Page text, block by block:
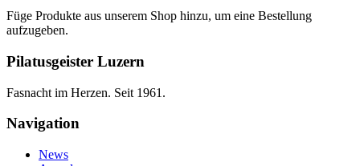
Füge Produkte aus unserem Shop hinzu, um eine Bestellung
aufzugeben.
Pilatusgeister Luzern
Fasnacht im Herzen. Seit 1961.
Navigation
News